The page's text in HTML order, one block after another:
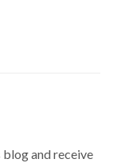
and receive